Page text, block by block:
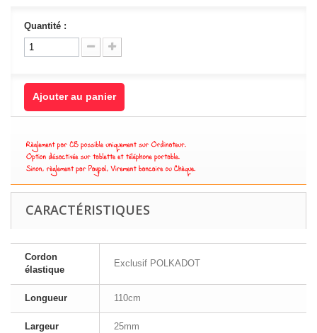
Quantité :
Ajouter au panier
CARACTÉRISTIQUES
Cordon
élastique
Exclusif POLKADOT
Longueur 110cm
Largeur 25mm